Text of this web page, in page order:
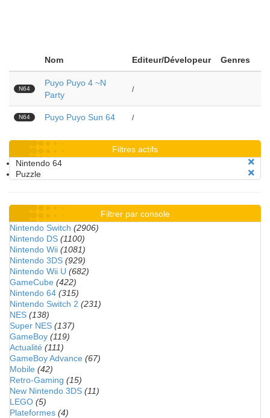
Nom Editeur/Dévelopeur Genres
N64
Puyo Puyo 4 ~N
Party
/
N64 Puyo Puyo Sun 64 /
Filtres actifs
Nintendo 64
Puzzle
Filtrer par console
Nintendo Switch (2906)
Nintendo DS (1100)
Nintendo Wii (1081)
Nintendo 3DS (929)
Nintendo Wii U (682)
GameCube (422)
Nintendo 64 (315)
Nintendo Switch 2 (231)
NES (138)
Super NES (137)
GameBoy (119)
Actualité (111)
GameBoy Advance (67)
Mobile (42)
Retro-Gaming (15)
New Nintendo 3DS (11)
LEGO (5)
Plateformes (4)